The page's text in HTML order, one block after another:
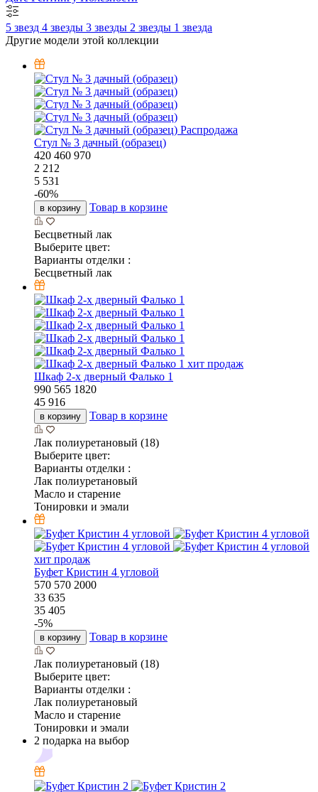
5 звезд 4 звезды 3 звезды 2 звезды 1 звезда
Другие модели этой коллекции
Распродажа
Стул № 3 дачный (образец)
420 460 970
2 212
5 531
-60%
в корзину Товар в корзине
Бесцветный лак
Выберите цвет:
Варианты отделки :
Бесцветный лак
хит продаж
Шкаф 2-х дверный Фалько 1
990 565 1820
45 916
в корзину Товар в корзине
Лак полиуретановый (18)
Выберите цвет:
Варианты отделки :
Лак полиуретановый
Масло и старение
Тонировки и эмали
хит продаж
Буфет Кристин 4 угловой
570 570 2000
33 635
35 405
-5%
в корзину Товар в корзине
Лак полиуретановый (18)
Выберите цвет:
Варианты отделки :
Лак полиуретановый
Масло и старение
Тонировки и эмали
2 подарка на выбор